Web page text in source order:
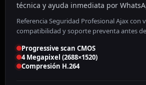
técnica y ayuda inmediata por
Referencia Seguridad Profesional Ajax con
compatibilidad y soporte preventa antes
Progressive scan CMOS
4 Megapixel (2688×1520)
Compresión H.264